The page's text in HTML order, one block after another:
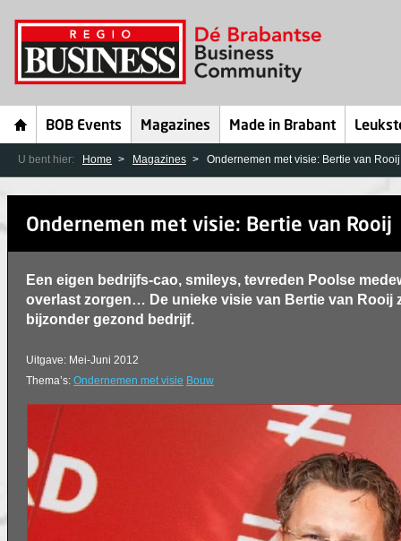
BOB Events Magazines Made in Brabant
U bent hier: Home Magazines Ondernemen met visie: Bertie van Rooij
Ondernemen met visie: Bertie van Rooij
Een eigen bedrijfs-cao, smileys, tevreden Poolse
overlast zorgen… De unieke visie van Bertie van Rooij
bijzonder gezond bedrijf.
Uitgave: Mei-Juni 2012
Thema’s: Ondernemen met visie Bouw